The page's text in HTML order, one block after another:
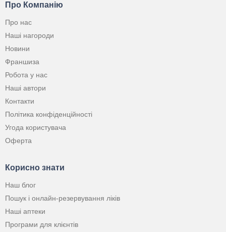
Про Компанію
Про нас
Наші нагороди
Новини
Франшиза
Робота у нас
Наші автори
Контакти
Політика конфіденційності
Угода користувача
Оферта
Корисно знати
Наш блог
Пошук і онлайн-резервування ліків
Наші аптеки
Програми для клієнтів